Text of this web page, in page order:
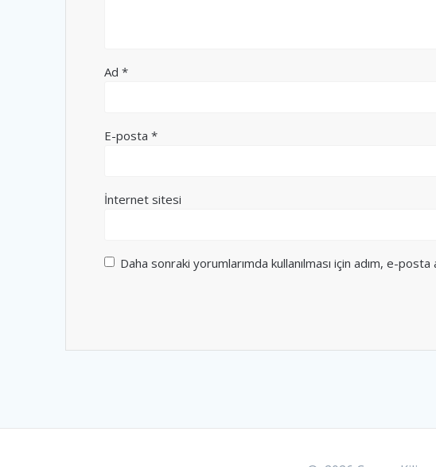
Ad*
E-posta*
İnternet sitesi
Daha sonraki yorumlarımda kullanılması için adım, e-